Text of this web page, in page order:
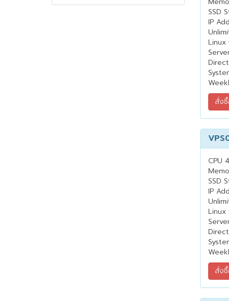
SSD
IP
Linux
CPU
SSD
IP
Linux